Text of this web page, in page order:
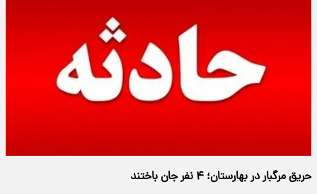
حریق مرگبار در بهارستان؛ ۴ نفر جان باختند